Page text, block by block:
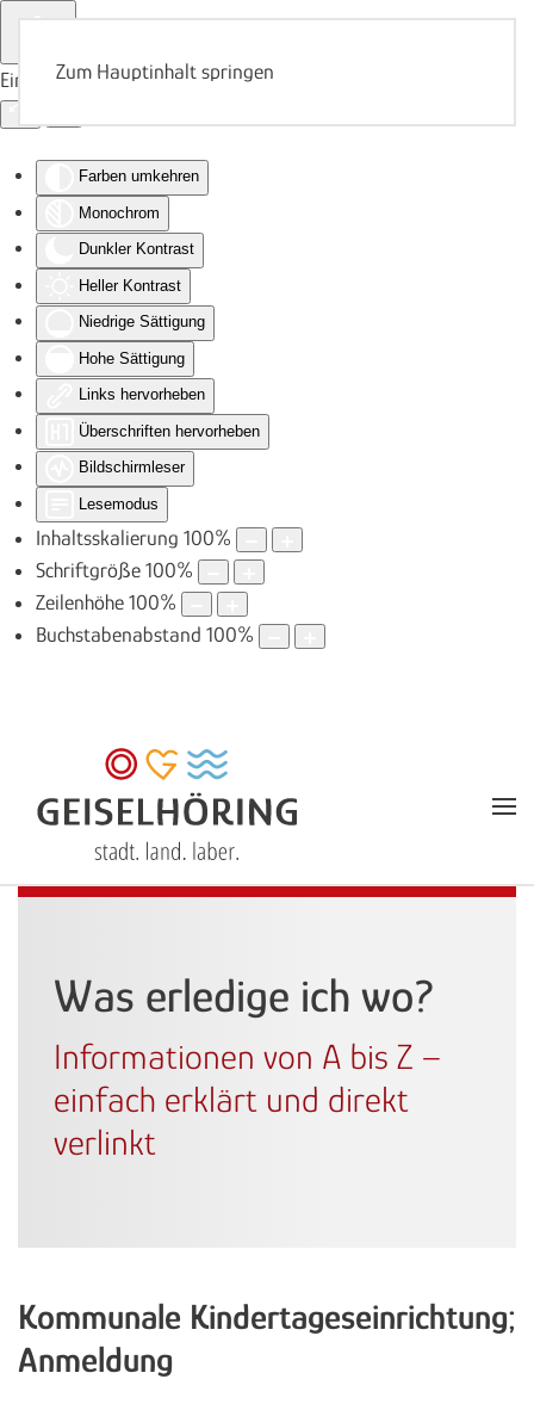
Eingabehilfen öffnen
Farben umkehren
Monochrom
Dunkler Kontrast
Heller Kontrast
Niedrige Sättigung
Hohe Sättigung
Links hervorheben
Überschriften hervorheben
Bildschirmleser
Lesemodus
Inhaltsskalierung 100%
Schriftgröße 100%
Zeilenhöhe 100%
Buchstabenabstand 100%
Zum Hauptinhalt springen
Was erledige ich wo?
Informationen von A bis Z –
einfach erklärt und direkt
verlinkt
Kommunale Kindertageseinrichtung;
Anmeldung